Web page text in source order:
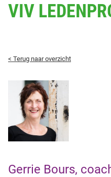
VIV
< Terug naar overzicht
Gerrie Bours,